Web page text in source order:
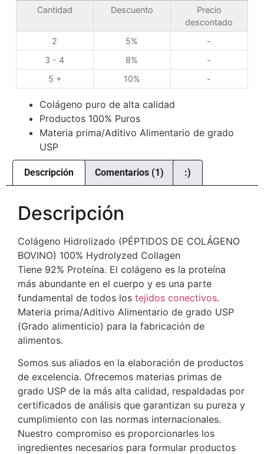
Cantidad Descuento
Precio
descontado
2
5%
-
3 - 4
8%
-
5 +
10% -
Colágeno puro de alta calidad
Productos 100% Puros
Materia prima/Aditivo Alimentario de grado
USP
Descripción Comentarios (1) :)
Descripción
Colágeno Hidrolizado (PÉPTIDOS DE COLÁGENO
BOVINO) 100% Hydrolyzed Collagen
Tiene 92% Proteína. El colágeno es la proteína
más abundante en el cuerpo y es una parte
fundamental de todos los tejidos conectivos.
Materia prima/Aditivo Alimentario de grado USP
(Grado alimenticio) para la fabricación de
alimentos.
Somos sus aliados en la elaboración de productos
de excelencia. Ofrecemos materias primas de
grado USP de la más alta calidad, respaldadas por
certificados de análisis que garantizan su pureza y
cumplimiento con las normas internacionales.
Nuestro compromiso es proporcionarles los
ingredientes necesarios para formular productos